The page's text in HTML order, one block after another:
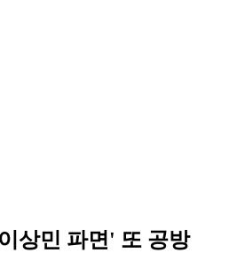
상민 파면' 또 공방